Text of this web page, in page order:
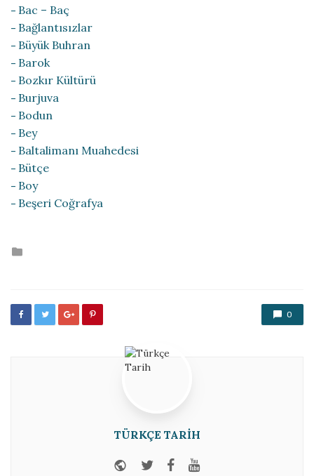
Bac – Baç
Bağlantısızlar
Büyük Buhran
Barok
Bozkır Kültürü
Burjuva
Bodun
Bey
Baltalimanı Muahedesi
Bütçe
Boy
Beşeri Coğrafya
0
TÜRKÇE TARIH
Website
TwitterFacebook